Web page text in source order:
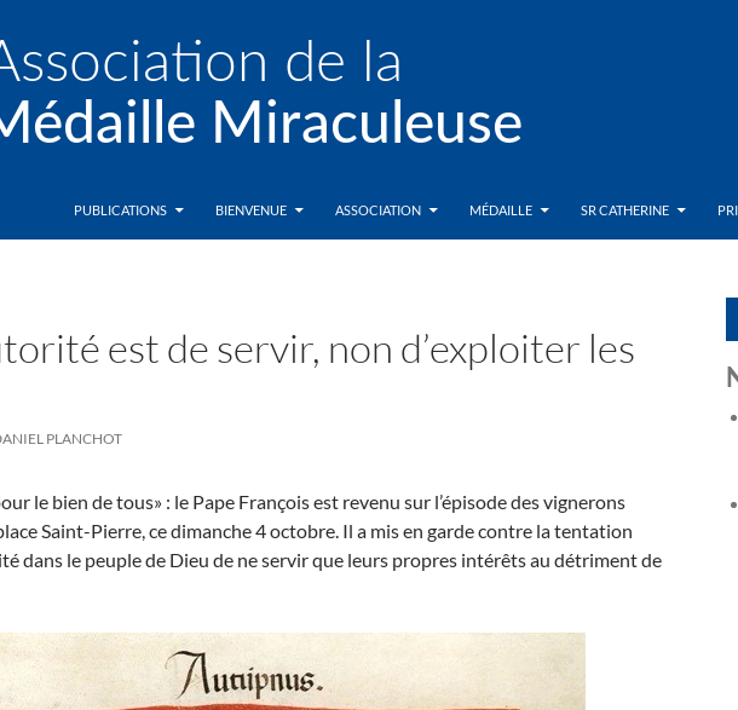
PUBLICATIONS BIENVENUE ASSOCIATION MÉDAILLE SR CATHERINE
est de servir, non d’exploiter les
PLANCHOT
le bien de tous» : le Pape François est revenu sur l’épisode des vignerons
Saint-Pierre, ce dimanche 4 octobre. Il a mis en garde contre la tentation
dans le peuple de Dieu de ne servir que leurs propres intérêts au détriment de